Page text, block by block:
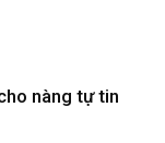
nàng tự tin